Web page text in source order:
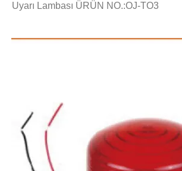
Uyarı Lambası ÜRÜN NO.:OJ-TO3